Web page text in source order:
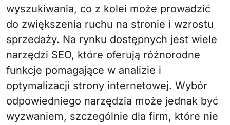
wyszukiwania, co z kolei może prowadzić
do zwiększenia ruchu na stronie i wzrostu
sprzedaży. Na rynku dostępnych jest wiele
narzędzi SEO, które oferują różnorodne
funkcje pomagające w analizie i
optymalizacji strony internetowej. Wybór
odpowiedniego narzędzia może jednak być
wyzwaniem, szczególnie dla firm, które nie